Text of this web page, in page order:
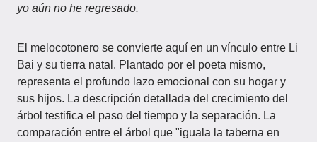
yo aún no he regresado.
El melocotonero se convierte aquí en un vínculo entre Li
Bai y su tierra natal. Plantado por el poeta mismo,
representa el profundo lazo emocional con su hogar y
sus hijos. La descripción detallada del crecimiento del
árbol testifica el paso del tiempo y la separación. La
comparación entre el árbol que "iguala la taberna en